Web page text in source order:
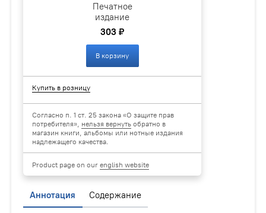
Печатное
издание
303 ₽
В корзину
Купить в розницу
Согласно п. 1 ст. 25 закона «О защите прав
потребителя», нельзя вернуть обратно в
магазин книги, альбомы или нотные издания
надлежащего качества.
Product page on ourenglish website
Аннотация Содержание